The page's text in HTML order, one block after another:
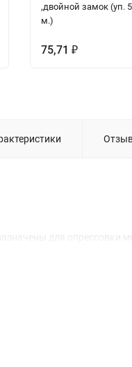
,двойной замок (уп.
м.)
75,71 ₽
для